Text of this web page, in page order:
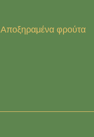
Αποξηραμένα φρούτα